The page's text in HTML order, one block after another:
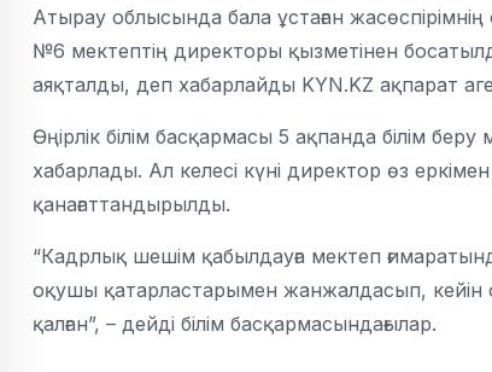
Атырау облысында бала ұстаған
№6 мектептің директоры қызметінен
аяқталды, деп хабарлайды KYN.KZ ақпарат
Өңірлік білім басқармасы 5 ақпанда білім
хабарлады. Ал келесі күні директор өз
қанағаттандырылды.
“Кадрлық шешім қабылдауға мектеп
оқушы қатарластарымен жанжалдасып, кейін
қалған”, – дейді білім басқармасындағылар.